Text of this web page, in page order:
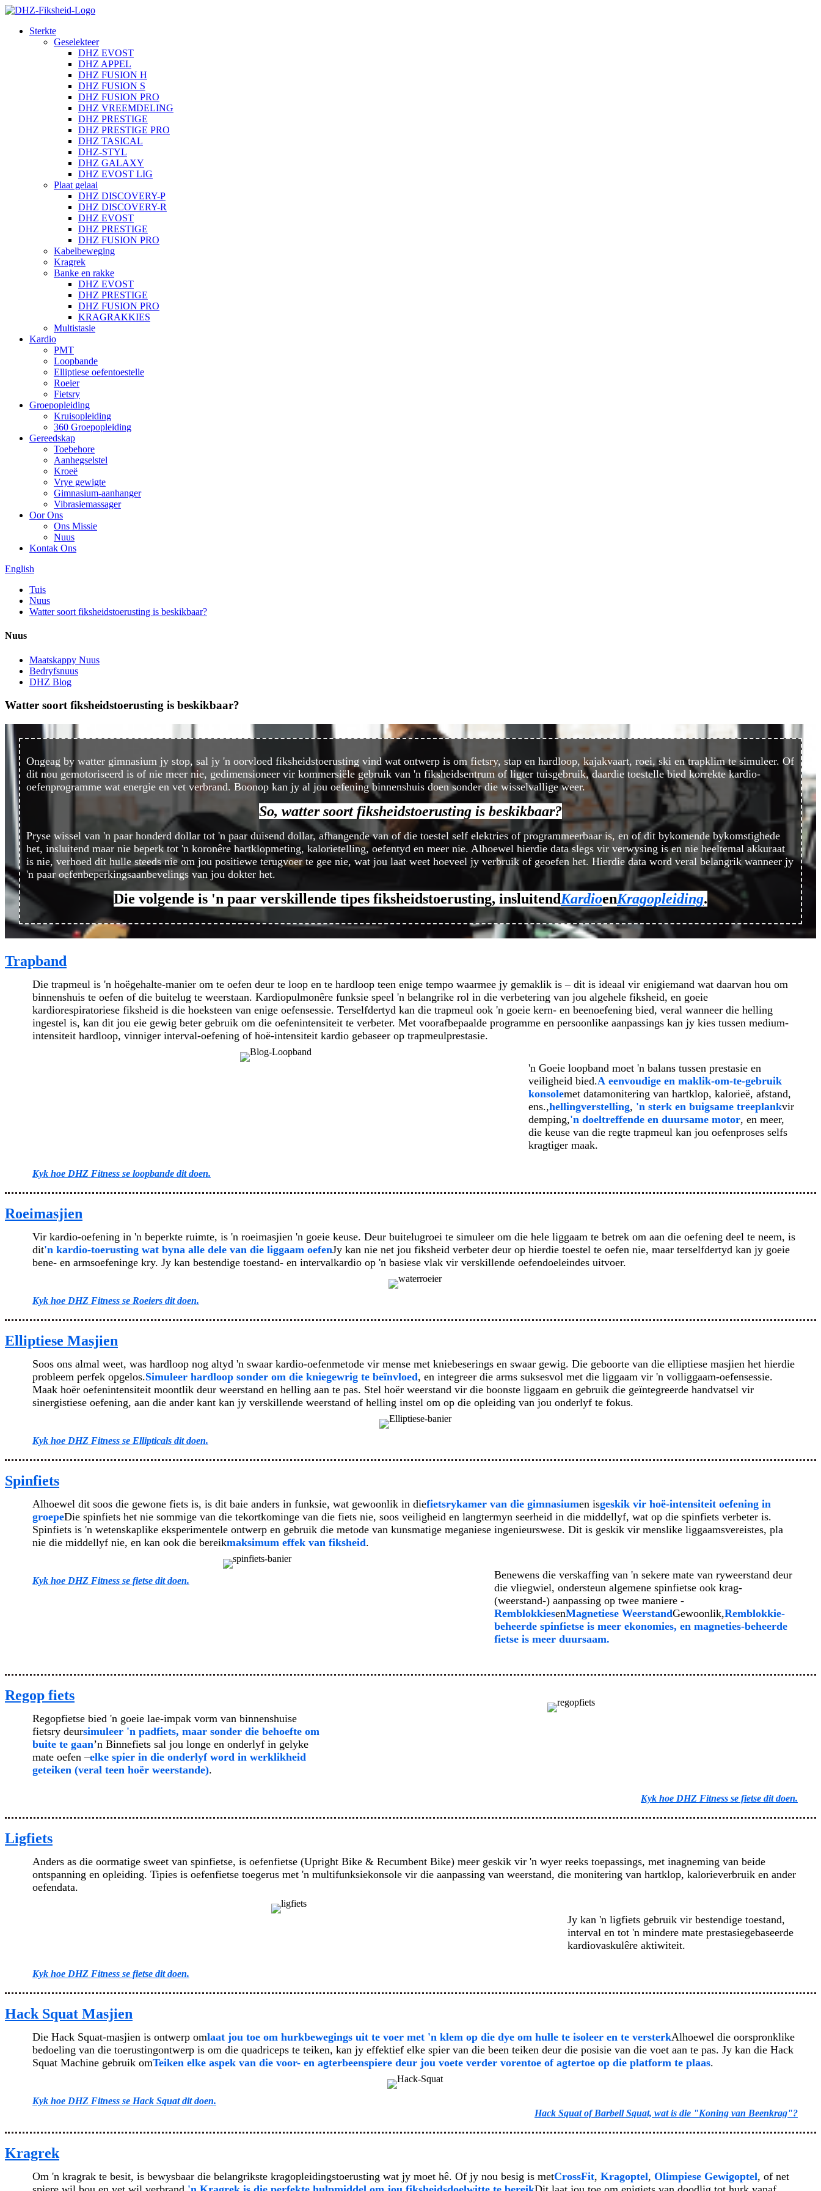
Sterkte
Geselekteer
DHZ EVOST
DHZ APPEL
DHZ FUSION H
DHZ FUSION S
DHZ FUSION PRO
DHZ VREEMDELING
DHZ PRESTIGE
DHZ PRESTIGE PRO
DHZ TASICAL
DHZ-STYL
DHZ GALAXY
DHZ EVOST LIG
Plaat gelaai
DHZ DISCOVERY-P
DHZ DISCOVERY-R
DHZ EVOST
DHZ PRESTIGE
DHZ FUSION PRO
Kabelbeweging
Kragrek
Banke en rakke
DHZ EVOST
DHZ PRESTIGE
DHZ FUSION PRO
KRAGRAKKIES
Multistasie
Kardio
PMT
Loopbande
Elliptiese oefentoestelle
Roeier
Fietsry
Groepopleiding
Kruisopleiding
360 Groepopleiding
Gereedskap
Toebehore
Aanhegselstel
Kroeë
Vrye gewigte
Gimnasium-aanhanger
Vibrasiemassager
Oor Ons
Ons Missie
Nuus
Kontak Ons
English
Tuis
Nuus
Watter soort fiksheidstoerusting is beskikbaar?
Nuus
Maatskappy Nuus
Bedryfsnuus
DHZ Blog
Watter soort fiksheidstoerusting is beskikbaar?
Ongeag by watter gimnasium jy stop, sal jy 'n oorvloed fiksheidstoerusting vind wat ontwerp is om fietsry, stap en hardloop, kajakvaart, roei, ski en trapklim te simuleer. Of
dit nou gemotoriseerd is of nie meer nie, gedimensioneer vir kommersiële gebruik van 'n fiksheidsentrum of ligter tuisgebruik, daardie toestelle bied korrekte kardio-
oefenprogramme wat energie en vet verbrand. Boonop kan jy al jou oefening binnenshuis doen sonder die wisselvallige weer.
So, watter soort fiksheidstoerusting is beskikbaar?
Pryse wissel van 'n paar honderd dollar tot 'n paar duisend dollar, afhangende van of die toestel self elektries of programmeerbaar is, en of dit bykomende bykomstighede
het, insluitend maar nie beperk tot 'n koronêre hartklopmeting, kalorietelling, oefentyd en meer nie. Alhoewel hierdie data slegs vir verwysing is en nie heeltemal akkuraat
is nie, verhoed dit hulle steeds nie om jou positiewe terugvoer te gee nie, wat jou laat weet hoeveel jy verbruik of geoefen het. Hierdie data word veral belangrik wanneer jy
'n paar oefenbeperkingsaanbevelings van jou dokter het.
Die volgende is 'n paar verskillende tipes fiksheidstoerusting, insluitendKardioenKragopleiding.
Trapband
Die trapmeul is 'n hoëgehalte-manier om te oefen deur te loop en te hardloop teen enige tempo waarmee jy gemaklik is – dit is ideaal vir enigiemand wat daarvan hou om
binnenshuis te oefen of die buitelug te weerstaan. Kardiopulmonêre funksie speel 'n belangrike rol in die verbetering van jou algehele fiksheid, en goeie
kardiorespiratoriese fiksheid is die hoeksteen van enige oefensessie. Terselfdertyd kan die trapmeul ook 'n goeie kern- en beenoefening bied, veral wanneer die helling
ingestel is, kan dit jou eie gewig beter gebruik om die oefenintensiteit te verbeter. Met voorafbepaalde programme en persoonlike aanpassings kan jy kies tussen medium-
intensiteit hardloop, vinniger interval-oefening of hoë-intensiteit kardio gebaseer op trapmeulprestasie.
'n Goeie loopband moet 'n balans tussen prestasie en
veiligheid bied.A eenvoudige en maklik-om-te-gebruik
konsolemet datamonitering van hartklop, kalorieë, afstand,
ens.,hellingverstelling, 'n sterk en buigsame treeplankvir
demping,'n doeltreffende en duursame motor, en meer,
die keuse van die regte trapmeul kan jou oefenproses selfs
kragtiger maak.
Kyk hoe DHZ Fitness se loopbande dit doen.
Roeimasjien
Vir kardio-oefening in 'n beperkte ruimte, is 'n roeimasjien 'n goeie keuse. Deur buitelugroei te simuleer om die hele liggaam te betrek om aan die oefening deel te neem, is
dit'n kardio-toerusting wat byna alle dele van die liggaam oefenJy kan nie net jou fiksheid verbeter deur op hierdie toestel te oefen nie, maar terselfdertyd kan jy goeie
bene- en armsoefeninge kry. Jy kan bestendige toestand- en intervalkardio op 'n basiese vlak vir verskillende oefendoeleindes uitvoer.
Kyk hoe DHZ Fitness se Roeiers dit doen.
Elliptiese Masjien
Soos ons almal weet, was hardloop nog altyd 'n swaar kardio-oefenmetode vir mense met kniebeserings en swaar gewig. Die geboorte van die elliptiese masjien het hierdie
probleem perfek opgelos.Simuleer hardloop sonder om die kniegewrig te beïnvloed, en integreer die arms suksesvol met die liggaam vir 'n volliggaam-oefensessie.
Maak hoër oefenintensiteit moontlik deur weerstand en helling aan te pas. Stel hoër weerstand vir die boonste liggaam en gebruik die geïntegreerde handvatsel vir
sinergistiese oefening, aan die ander kant kan jy verskillende weerstand of helling instel om op die opleiding van jou onderlyf te fokus.
Kyk hoe DHZ Fitness se Ellipticals dit doen.
Spinfiets
Alhoewel dit soos die gewone fiets is, is dit baie anders in funksie, wat gewoonlik in diefietsrykamer van die gimnasiumen isgeskik vir hoë-intensiteit oefening in
groepeDie spinfiets het nie sommige van die tekortkominge van die fiets nie, soos veiligheid en langtermyn seerheid in die middellyf, wat op die spinfiets verbeter is.
Spinfiets is 'n wetenskaplike eksperimentele ontwerp en gebruik die metode van kunsmatige meganiese ingenieurswese. Dit is geskik vir menslike liggaamsvereistes, pla
nie die middellyf nie, en kan ook die bereikmaksimum effek van fiksheid.
Kyk hoe DHZ Fitness se fietse dit doen.
Benewens die verskaffing van 'n sekere mate van ryweerstand deur
die vliegwiel, ondersteun algemene spinfietse ook krag-
(weerstand-) aanpassing op twee maniere -
RemblokkiesenMagnetiese WeerstandGewoonlik,Remblokkie-
beheerde spinfietse is meer ekonomies, en magneties-beheerde
fietse is meer duursaam.
Regop fiets
Regopfietse bied 'n goeie lae-impak vorm van binnenshuise
fietsry deursimuleer 'n padfiets, maar sonder die behoefte om
buite te gaan’n Binnefiets sal jou longe en onderlyf in gelyke
mate oefen –elke spier in die onderlyf word in werklikheid
geteiken (veral teen hoër weerstande).
Kyk hoe DHZ Fitness se fietse dit doen.
Ligfiets
Anders as die oormatige sweet van spinfietse, is oefenfietse (Upright Bike & Recumbent Bike) meer geskik vir 'n wyer reeks toepassings, met inagneming van beide
ontspanning en opleiding. Tipies is oefenfietse toegerus met 'n multifunksiekonsole vir die aanpassing van weerstand, die monitering van hartklop, kalorieverbruik en ander
oefendata.
Jy kan 'n ligfiets gebruik vir bestendige toestand,
interval en tot 'n mindere mate prestasiegebaseerde
kardiovaskulêre aktiwiteit.
Kyk hoe DHZ Fitness se fietse dit doen.
Hack Squat Masjien
Die Hack Squat-masjien is ontwerp omlaat jou toe om hurkbewegings uit te voer met 'n klem op die dye om hulle te isoleer en te versterkAlhoewel die oorspronklike
bedoeling van die toerustingontwerp is om die quadriceps te teiken, kan jy effektief elke spier van die been teiken deur die posisie van die voet aan te pas. Jy kan die Hack
Squat Machine gebruik omTeiken elke aspek van die voor- en agterbeenspiere deur jou voete verder vorentoe of agtertoe op die platform te plaas.
Kyk hoe DHZ Fitness se Hack Squat dit doen.
Hack Squat of Barbell Squat, wat is die "Koning van Beenkrag"?
Kragrek
Om 'n kragrak te besit, is bewysbaar die belangrikste kragopleidingstoerusting wat jy moet hê. Of jy nou besig is metCrossFit, Kragoptel, Olimpiese Gewigoptel, of net